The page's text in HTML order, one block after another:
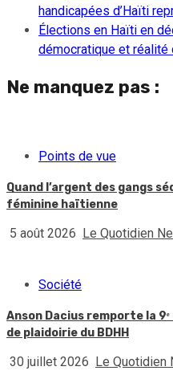
handicapées d’Haïti
Élections en Haïti en
démocratique et réalité
Ne manquez pas :
Points de vue
Quand l’argent des gangs
féminine haïtienne
5 août 2026 Le Quotidien
Société
Anson Dacius remporte la
de plaidoirie du BDHH
30 juillet 2026 Le Quotidien